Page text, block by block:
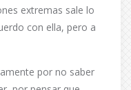
extremas sale lo
con ella, pero a
por no saber